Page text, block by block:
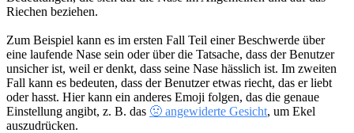
Riechen beziehen.
Zum Beispiel kann es im ersten Fall Teil einer Beschwerde über
eine laufende Nase sein oder über die Tatsache, dass der Benutzer
unsicher ist, weil er denkt, dass seine Nase hässlich ist. Im zweiten
Fall kann es bedeuten, dass der Benutzer etwas riecht, das er liebt
oder hasst. Hier kann ein anderes Emoji folgen, das die genaue
Einstellung angibt, z. B. das 🤢 angewiderte Gesicht, um Ekel
auszudrücken.